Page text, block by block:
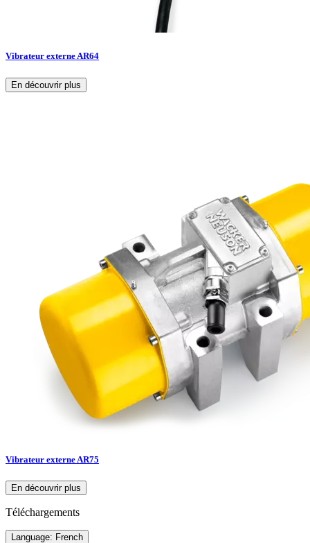
Vibrateur externe AR64
En découvrir plus
Vibrateur externe AR75
En découvrir plus
Téléchargements
Language: French